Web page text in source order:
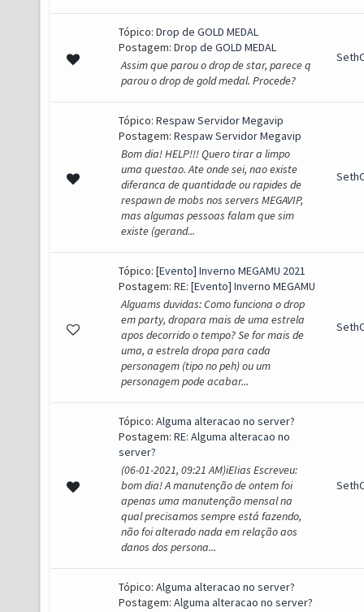
Tópico: Drop de GOLD MEDAL
Postagem: Drop de GOLD MEDAL
Assim que parou o drop de star, parece q
parou o drop de gold medal. Procede?
Tópico: Respaw Servidor Megavip
Postagem: Respaw Servidor Megavip
Bom dia! HELP!!! Quero tirar a limpo
uma questao. Ate onde sei, nao existe
diferanca de quantidade ou rapides de
respawn de mobs nos servers MEGAVIP,
mas algumas pessoas falam que sim
existe (gerand...
Tópico: [Evento] Inverno MEGAMU 2021
Postagem: RE: [Evento] Inverno MEGAMU
Alguams duvidas: Como funciona o drop
em party, dropara mais de uma estrela
apos decorrido o tempo? Se for mais de
uma, a estrela dropa para cada
personagem (tipo no peh) ou um
personagem pode acabar...
Tópico: Alguma alteracao no server?
Postagem: RE: Alguma alteracao no
server?
(06-01-2021, 09:21 AM)iEIias Escreveu:
bom dia! A manutenção de ontem foi
apenas uma manutenção mensal na
qual precisamos sempre está fazendo,
não foi alterado nada em relação aos
danos dos persona...
Tópico: Alguma alteracao no server?
Postagem: Alguma alteracao no server?